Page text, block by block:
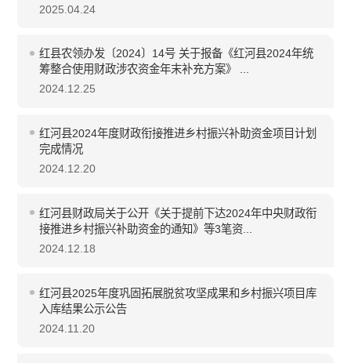
2025.04.24
红县农领办发〔2024〕14号 关于报备《红河县2024年统
筹整合使用财政涉农资金年末补充方案》 ...
2024.12.25
红河县2024年度财政衔接推进乡村振兴补助资金项目计划
完成情况
2024.12.20
红河县财政局关于公开《关于提前下达2024年中央财政衔
接推进乡村振兴补助资金的通知》等3笔资...
2024.12.18
红河县2025年度巩固拓展脱贫攻坚成果和乡村振兴项目库
入库结果公示公告
2024.11.20